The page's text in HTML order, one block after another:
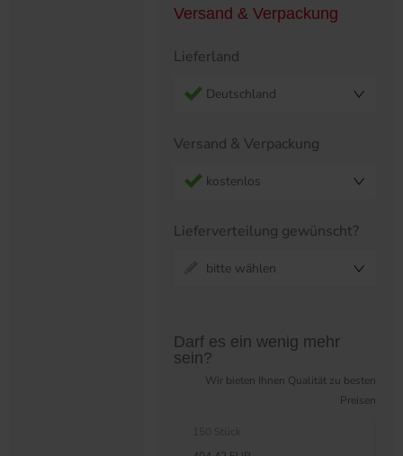
Versand & Verpackung
Lieferland
Deutschland
Versand & Verpackung
kostenlos
Lieferverteilung gewünscht?
bitte wählen
Darf es ein wenig mehr
sein?
Wir bieten Ihnen Qualität zu besten
Preisen